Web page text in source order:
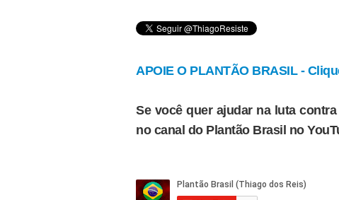
APOIE O PLANTÃO BRASIL -
Se você quer ajudar na luta
no canal do Plantão Brasil no